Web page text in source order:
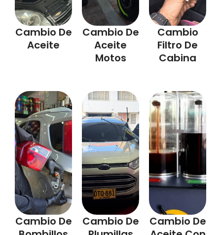
Cambio De
Aceite
Cambio De
Aceite
Motos
Cambio
Filtro De
Cabina
Cambio De
Cambio De
Cambio De